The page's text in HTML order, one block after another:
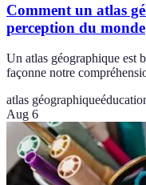
Comment un atlas
perception du monde
Un atlas géographique est
façonne notre
atlas géographique
Aug 6